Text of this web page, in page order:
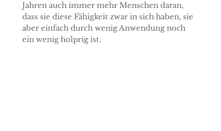
Jahren auch immer mehr Menschen daran,
dass sie diese Fähigkeit zwar in sich haben, sie
aber einfach durch wenig Anwendung noch
ein wenig holprig ist.